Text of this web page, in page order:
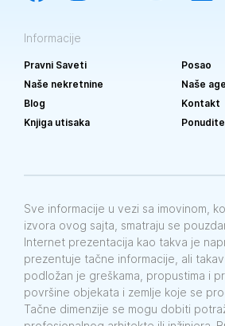
Informacije
Pravni Saveti
Posao
Naše nekretnine
Naše
Blog
Kontakt
Knjiga utisaka
Sve informacije u vezi sa imovinom,
izvora ovog sajta, smatraju se
Internet prezentacija kao takva je
prezentuje tačne informacije, ali
podložan je greškama, propustima i
površine objekata i zemlje koje se
Tačne dimenzije se mogu dobiti